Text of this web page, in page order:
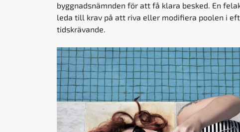
byggnadsnämnden för att få klara besked. En
leda till krav på att riva eller modifiera poolen i
tidskrävande.